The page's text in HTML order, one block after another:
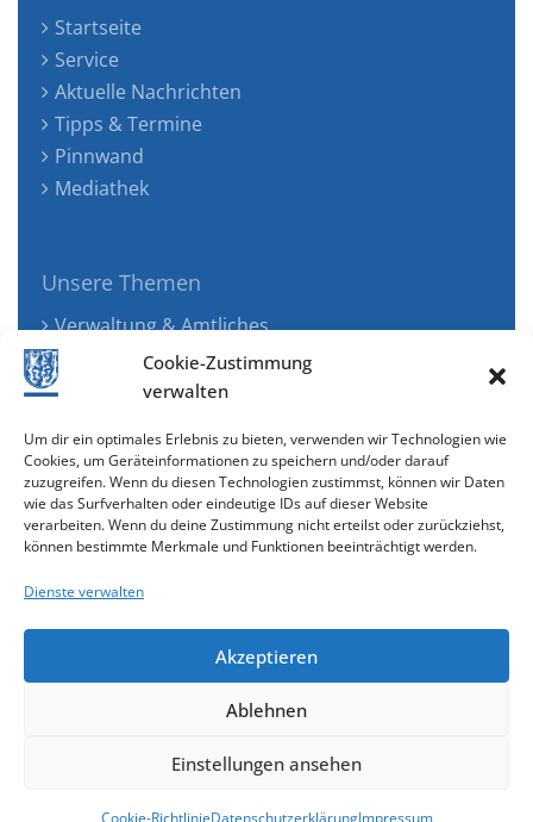
Cookie-Zustimmung
verwalten
Um dir ein optimales Erlebnis zu bieten, verwenden wir Technologien wie
Cookies, um Geräteinformationen zu speichern und/oder darauf
zuzugreifen. Wenn du diesen Technologien zustimmst, können wir Daten
wie das Surfverhalten oder eindeutige IDs auf dieser Website
verarbeiten. Wenn du deine Zustimmung nicht erteilst oder zurückziehst,
können bestimmte Merkmale und Funktionen beeinträchtigt werden.
Dienste verwalten
Akzeptieren
Ablehnen
Einstellungen ansehen
Cookie-RichtlinieDatenschutzerklärungImpressum
Startseite
Service
Aktuelle Nachrichten
Tipps & Termine
Pinnwand
Mediathek
Unsere Themen
Verwaltung & Amtliches
Jugend, Familie & Gesundheit
Tourismus, Freizeit & Ökologie
Wirtschaft & Verkehr
Senioren & Inklusion
gestaltet & entwickelt mit